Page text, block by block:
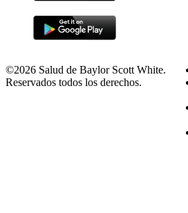
©2026 Salud de Baylor Scott White.
Reservados todos los derechos.